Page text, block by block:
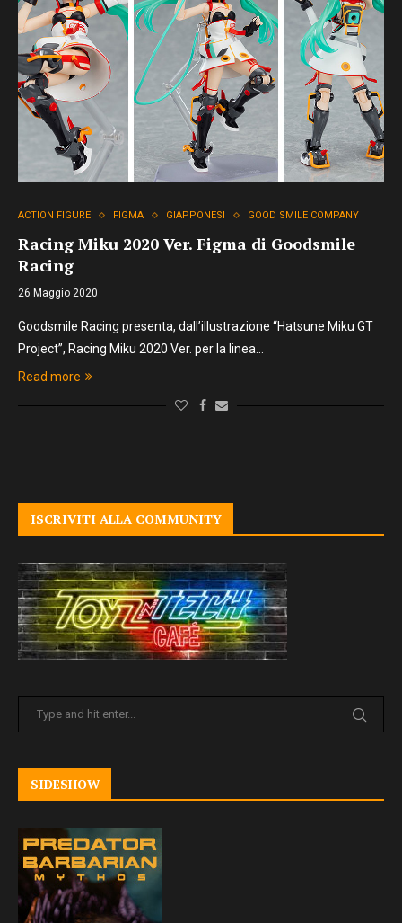
ACTION FIGURE FIGMA GIAPPONESI GOOD SMILE COMPANY
Racing Miku 2020 Ver. Figma di Goodsmile
Racing
26 Maggio 2020
Goodsmile Racing presenta, dall’illustrazione “Hatsune Miku GT
Project”, Racing Miku 2020 Ver. per la linea…
Read more
ISCRIVITI ALLA COMMUNITY
SIDESHOW